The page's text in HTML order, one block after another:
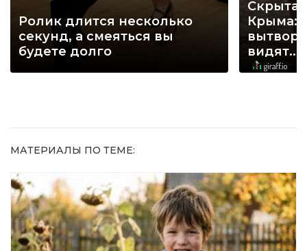
Ролик длится несколько
секунд, а смеяться вы
будете долго
Крыма:
видят...
МАТЕРИАЛЫ ПО ТЕМЕ: